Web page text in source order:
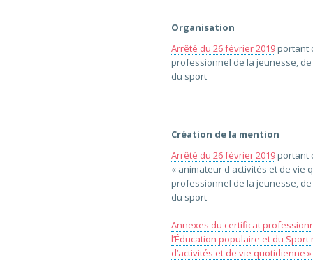
Organisation
Arrêté du 26 février 2019portant
professionnel de la jeunesse,
du sport
Création de la mention
Arrêté du 26 février 2019portant
« animateur d'activités et de vie
professionnel de la jeunesse,
du sport
Annexes du certificat
l’Éducation populaire et du
d’activités et de vie quotidienne »